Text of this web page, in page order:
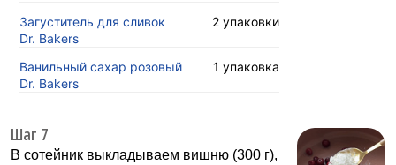
Загуститель для сливок
Dr. Bakers
2 упаковки
Ванильный сахар розовый
Dr. Bakers
1 упаковка
Шаг 7
В сотейник выкладываем вишню (300 г),